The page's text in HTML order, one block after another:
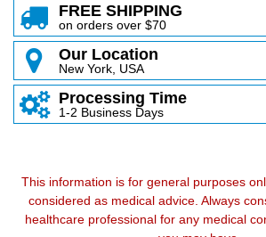
FREE SHIPPING
on orders over $70
Our Location
New York, USA
Processing Time
1-2 Business Days
This information is for general purposes
considered as medical advice. Always
healthcare professional for any medical